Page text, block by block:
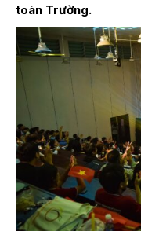
toàn Trường.